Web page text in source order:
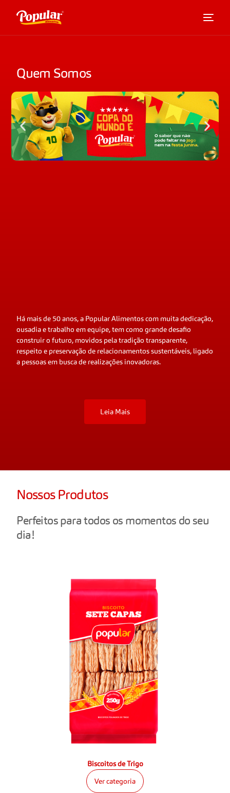
Quem Somos
Há mais de 50 anos, a Popular Alimentos com muita dedicação,
ousadia e trabalho em equipe, tem como grande desafio
construir o futuro, movidos pela tradição transparente,
respeito e preservação de relacionamentos sustentáveis, ligado
a pessoas em busca de realizações inovadoras.
Leia Mais
Nossos Produtos
Perfeitos para todos os momentos do seu
dia!
Biscoitos de Trigo
Ver categoria